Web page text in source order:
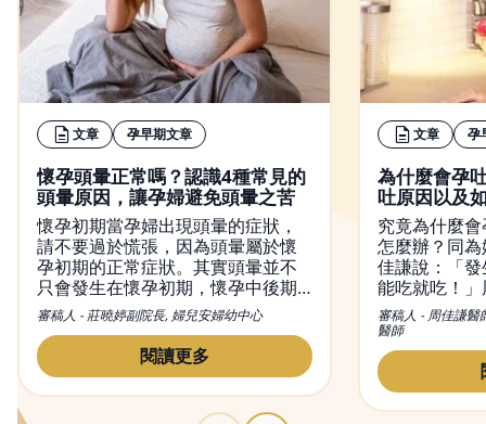
文章 孕早期文章
懷孕頭暈正常嗎？認識4種常見的
頭暈原因，讓孕婦避免頭暈之苦
懷孕初期當孕婦出現頭暈的症狀，
請不要過於慌張，因為頭暈屬於懷
孕初期的正常症狀。其實頭暈並不
只會發生在懷孕初期，懷孕中後期
也有可能出現頭暈現象。然而，造
成懷孕頭暈的原因有很多種，從懷
孕初期到晚期都有可能出現頭暈的
症狀，而改善頭暈的方法也不盡相
同，本文不僅會介紹頭暈的原因，
同時也會提供緩解懷孕頭暈的方
審稿人 - 莊曉婷副院長, 婦兒安婦幼中心
閱讀更多
文章 孕
為什麼會孕
吐原因以及
究竟為什麼
怎麼辦？同
佳謙說：「
能吃就吃！
初期孕吐經
和容易引起
量多餐的進
胃酸，舒緩
審稿人 - 周佳謙醫
醫師